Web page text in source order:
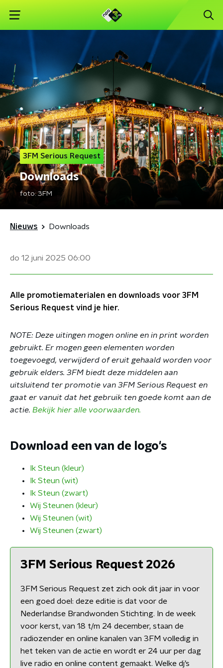
3FM Serious Request
Downloads
foto:3FM
Nieuws Downloads
do 12 juni 2025 06:00
Alle promotiematerialen en downloads voor 3FM
Serious Request vind je hier.
NOTE: Deze uitingen mogen online en in print worden
gebruikt. Er mogen geen elementen worden
toegevoegd, verwijderd of eruit gehaald worden voor
gebruik elders. 3FM biedt deze middelen aan
uitsluitend ter promotie van 3FM Serious Request en
gaat er vanuit dat het gebruik ten goede komt aan de
actie. Bekijk hier alle voorwaarden.
Download een van de logo's
Ik Steun (kleur)
Ik Steun (wit)
Ik Steun (zwart)
Wij Steunen (kleur)
Wij Steunen (wit)
Wij Steunen (zwart)
3FM Serious Request 2026
3FM Serious Request zet zich ook dit jaar in voor
een goed doel: deze editie is dat voor de
Nederlandse Brandwonden Stichting. In de week
voor kerst, van 18 t/m 24 december, staan de
radiozender en online kanalen van 3FM volledig in
het teken van de actie en wordt er 24 uur per dag
live radio en online content gemaakt. Welke dj’s